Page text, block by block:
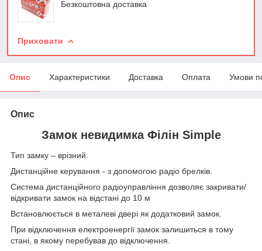
Безкоштовна доставка
Приховати
Опис Характеристики Доставка Оплата Умови
Опис
Замок невидимка Філін Simple
Тип замку – врізний.
Дистанційне керування - з допомогою радіо брелків.
Система дистанційного радіоуправління дозволяє закривати/
відкривати замок на відстані до 10 м
Встановлюється в металеві двері як додатковий замок.
При відключення електроенергії замок залишиться в тому
стані, в якому перебував до відключення.